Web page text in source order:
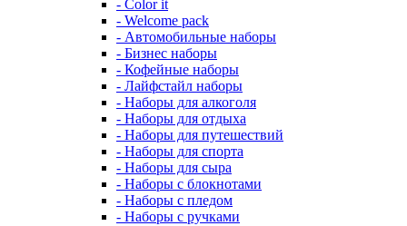
- Color it
- Welcome pack
- Автомобильные наборы
- Бизнес наборы
- Кофейные наборы
- Лайфстайл наборы
- Наборы для алкоголя
- Наборы для отдыха
- Наборы для путешествий
- Наборы для спорта
- Наборы для сыра
- Наборы с блокнотами
- Наборы с пледом
- Наборы с ручками